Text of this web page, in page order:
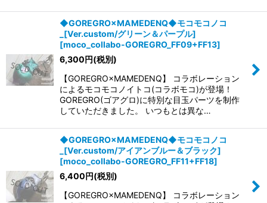
◆GOREGRO×MAMEDENQ◆モコモコノコ
_[Ver.custom/グリーン＆パープル]
[moco_collabo-GOREGRO_FF09+FF13]
6,300 円(税別)
【GOREGRO×MAMEDENQ】 コラボレーション
によるモコモコノイトコ(コラボモコ)が登場！
GOREGRO(ゴアグロ)に特別な目玉パーツを制作
していただきました。 いつもとは異な…
◆GOREGRO×MAMEDENQ◆モコモコノコ
_[Ver.custom/アイアンブルー＆ブラック]
[moco_collabo-GOREGRO_FF11+FF18]
6,400 円(税別)
【GOREGRO×MAMEDENQ】 コラボレーション